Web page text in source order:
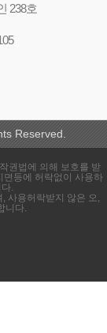
238호
Reserved.
권법에 의해 보호를 받
면등에 허락없이 사용하
.
사용허락받지 않은 오,
니다.